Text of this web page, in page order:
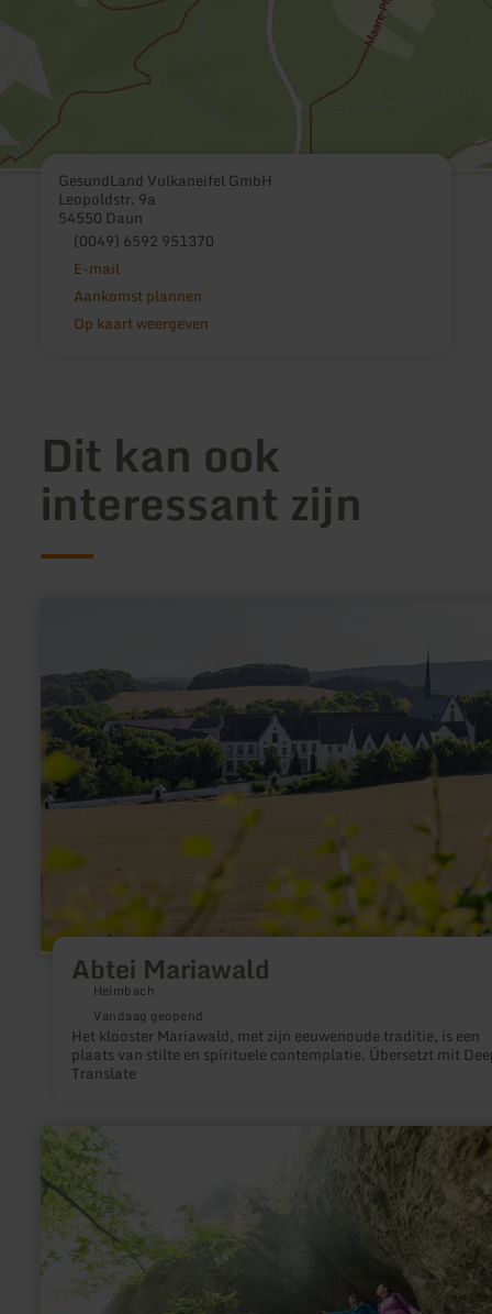
GesundLand Vulkaneifel GmbH
Leopoldstr. 9a
54550 Daun
(0049) 6592 951370
E-mail
Aankomst plannen
Op kaart weergeven
Dit kan ook
interessant zijn
Abtei Mariawald
Heimbach
Vandaag geopend
Het klooster Mariawald, met zijn eeuwenoude traditie, is een
plaats van stilte en spirituele contemplatie. Übersetzt mit
Translate
Mariawald
meer
informatie
over:
Grotten
''Buchenloch''